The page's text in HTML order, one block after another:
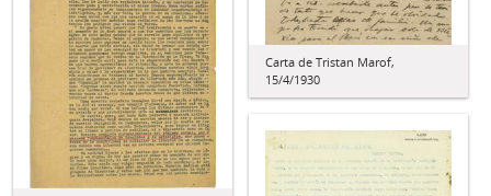
Carta de Tristan Marof,
15/4/1930